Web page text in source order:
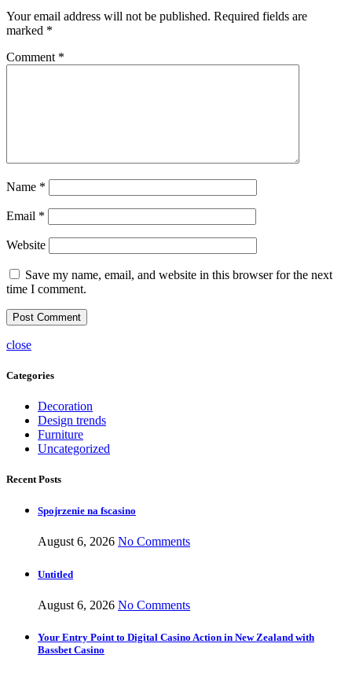
Your email address will not be published. Required fields are
marked *
Comment *
Name *
Email *
Website
Save my name, email, and website in this browser for the next
time I comment.
close
Categories
Decoration
Design trends
Furniture
Uncategorized
Recent Posts
Spojrzenie na fscasino
August 6, 2026 No Comments
Untitled
August 6, 2026 No Comments
Your Entry Point to Digital Casino Action in New Zealand with
Bassbet Casino